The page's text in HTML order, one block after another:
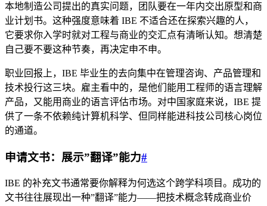
本地制造公司提出的真实问题，团队要在一年内交出原型和商
业计划书。这种强度意味着 IBE 不适合还在探索兴趣的人，
它要求你入学时就对工程与商业的交汇点有清晰认知。想清楚
自己要不要这种节奏，再决定申不申。
职业回报上，IBE 毕业生的去向集中在管理咨询、产品管理和
技术投行这三块。雇主看中的，是他们能用工程师的语言理解
产品，又能用商业的语言评估市场。对中国家庭来说，IBE 提
供了一条不依赖纯计算机科学、但同样能进科技公司核心岗位
的通道。
申请文书：展示”翻译”能力#
IBE 的补充文书通常要你解释为何选这个跨学科项目。成功的
文书往往展现出一种”翻译”能力——把技术概念转成商业价